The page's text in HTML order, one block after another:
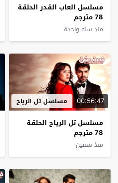
مسلسل العاب القدر الحلقة
78 مترجم
منذ سنة واحدة
00:56:47 مسلسل تل الرياح
مسلسل تل الرياح الحلقة
78 مترجم
منذ سنتين